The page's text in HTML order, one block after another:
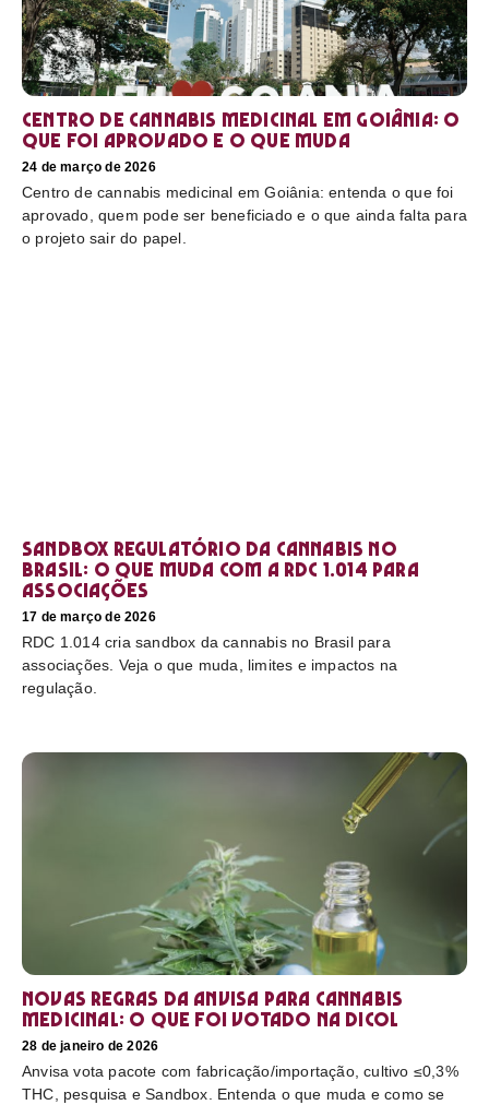
Centro de cannabis medicinal em Goiânia: o
que foi aprovado e o que muda
24 de março de 2026
Centro de cannabis medicinal em Goiânia: entenda o que foi
aprovado, quem pode ser beneficiado e o que ainda falta para
o projeto sair do papel.
Sandbox regulatório da cannabis no
Brasil: o que muda com a RDC 1.014 para
associações
17 de março de 2026
RDC 1.014 cria sandbox da cannabis no Brasil para
associações. Veja o que muda, limites e impactos na
regulação.
Novas regras da Anvisa para cannabis
medicinal: o que foi votado na Dicol
28 de janeiro de 2026
Anvisa vota pacote com fabricação/importação, cultivo ≤0,3%
THC, pesquisa e Sandbox. Entenda o que muda e como se